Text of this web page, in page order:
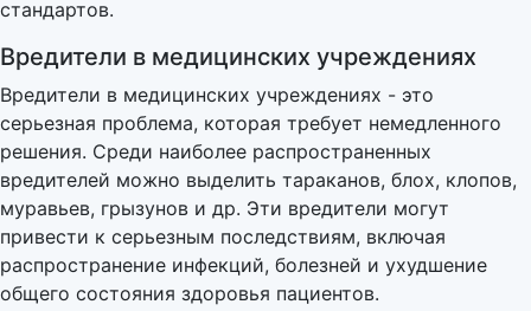
стандартов.
Вредители в медицинских учреждениях
Вредители в медицинских учреждениях - это
серьезная проблема, которая требует немедленного
решения. Среди наиболее распространенных
вредителей можно выделить тараканов, блох, клопов,
муравьев, грызунов и др. Эти вредители могут
привести к серьезным последствиям, включая
распространение инфекций, болезней и ухудшение
общего состояния здоровья пациентов.